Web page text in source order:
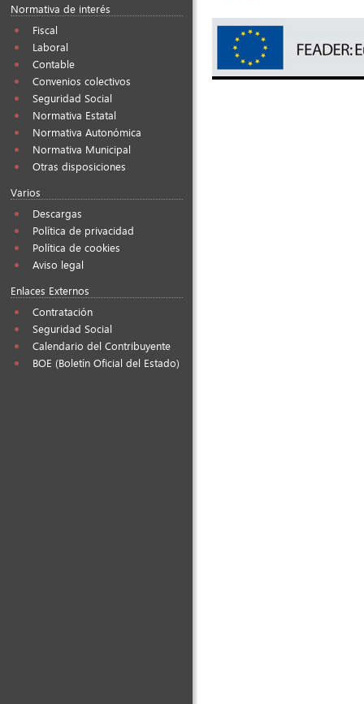
Normativa de interés
Fiscal
Laboral
Contable
Convenios colectivos
Seguridad Social
Normativa Estatal
Normativa Autonómica
Normativa Municipal
Otras disposiciones
Varios
Descargas
Política de privacidad
Política de cookies
Aviso legal
Enlaces Externos
Contratación
Seguridad Social
Calendario del Contribuyente
BOE (Boletín Oficial del Estado)